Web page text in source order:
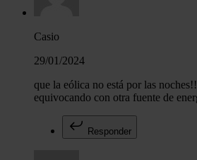
Casio
29/01/2024
que la eólica no está por las
equivocando con otra fuente de
Responder